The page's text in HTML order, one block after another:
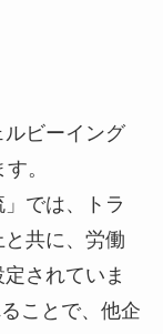
ビーイング
。
では、トラ
共に、労働
されていま
ことで、他企